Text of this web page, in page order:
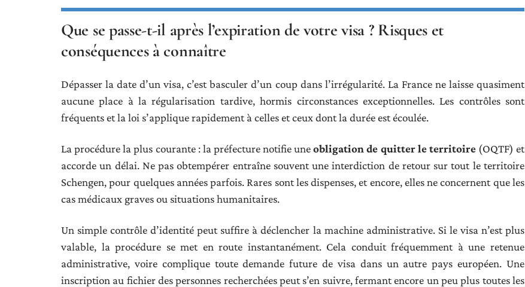
Que se passe-t-il après l’expiration de votre visa ? Risques et
conséquences à connaître
Dépasser la date d’un visa, c’est basculer d’un coup dans l’irrégularité. La France ne laisse quasiment
aucune place à la régularisation tardive, hormis circonstances exceptionnelles. Les contrôles sont
fréquents et la loi s’applique rapidement à celles et ceux dont la durée est écoulée.
La procédure la plus courante : la préfecture notifie uneobligation de quitter le territoire(OQTF) et
accorde un délai. Ne pas obtempérer entraîne souvent une interdiction de retour sur tout le territoire
Schengen, pour quelques années parfois. Rares sont les dispenses, et encore, elles ne concernent que les
cas médicaux graves ou situations humanitaires.
Un simple contrôle d’identité peut suffire à déclencher la machine administrative. Si le visa n’est plus
valable, la procédure se met en route instantanément. Cela conduit fréquemment à une retenue
administrative, voire complique toute demande future de visa dans un autre pays européen. Une
inscription au fichier des personnes recherchées peut s’en suivre, fermant encore un peu plus toutes les